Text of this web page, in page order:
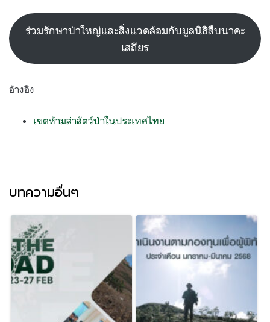
ร่วมรักษาป่าใหญ่และสิ่งแวดล้อมกับมูลนิธิสืบนาคะ
เสถียร
อ้างอิง
เขตห้ามล่าสัตว์ป่าในประเทศไทย
บทความอื่นๆ